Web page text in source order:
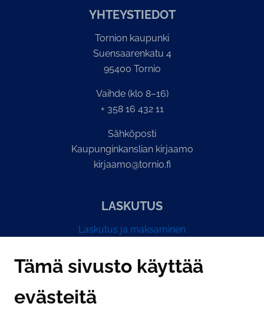
Tämä sivusto käyttää
evästeitä
YH­TEYS­TIE­DOT
Tornion kaupunki
Suensaarenkatu 4
95400 Tornio
Vaihde (klo 8–16)
+ 358 16 432 11
Sähköposti
Kaupunginkanslian kirjaamo
kirjaamo@tornio.fi
LASKUTUS
Laskutus ja maksaminen
PI­KA­LINK­KE­JÄ